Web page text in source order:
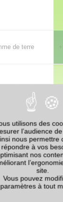
de terre
Lin
(Virginie)
(Burley)
utilisons des
l’audience
nous permettre
répondre à vos
nos
site.
Vous pouvez
paramètres à tout